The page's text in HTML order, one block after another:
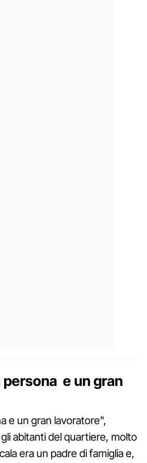
e un gran
e un gran lavoratore",
abitanti del quartiere, molto
era un padre di famiglia e,